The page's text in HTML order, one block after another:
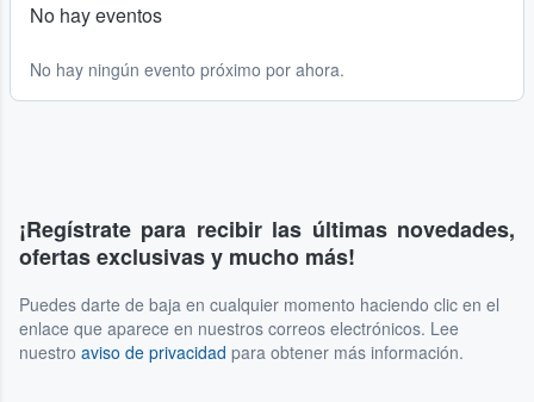
No hay eventos
No hay ningún evento próximo por ahora.
¡Regístrate para recibir las últimas novedades,
ofertas exclusivas y mucho más!
Puedes darte de baja en cualquier momento haciendo clic en el
enlace que aparece en nuestros correos electrónicos. Lee
nuestro aviso de privacidad para obtener más información.